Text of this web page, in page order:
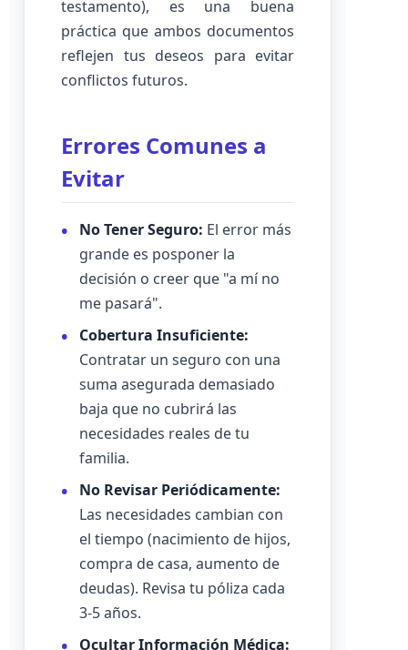
testamento), es una buena
práctica que ambos documentos
reflejen tus deseos para evitar
conflictos futuros.
Errores Comunes a
Evitar
No Tener Seguro: El error más
grande es posponer la
decisión o creer que "a mí no
me pasará".
Cobertura Insuficiente:
Contratar un seguro con una
suma asegurada demasiado
baja que no cubrirá las
necesidades reales de tu
familia.
No Revisar Periódicamente:
Las necesidades cambian con
el tiempo (nacimiento de hijos,
compra de casa, aumento de
deudas). Revisa tu póliza cada
3-5 años.
Ocultar Información Médica: